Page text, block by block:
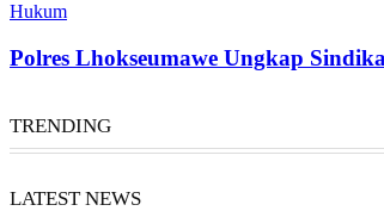
Hukum
Polres Lhokseumawe Ungkap
TRENDING
LATEST NEWS